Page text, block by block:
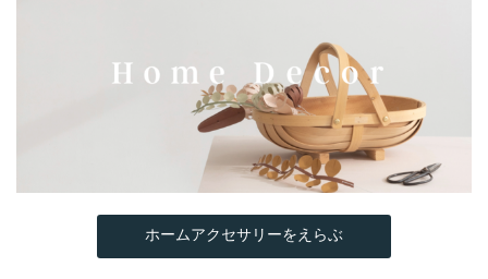
ホームアクセサリーをえらぶ